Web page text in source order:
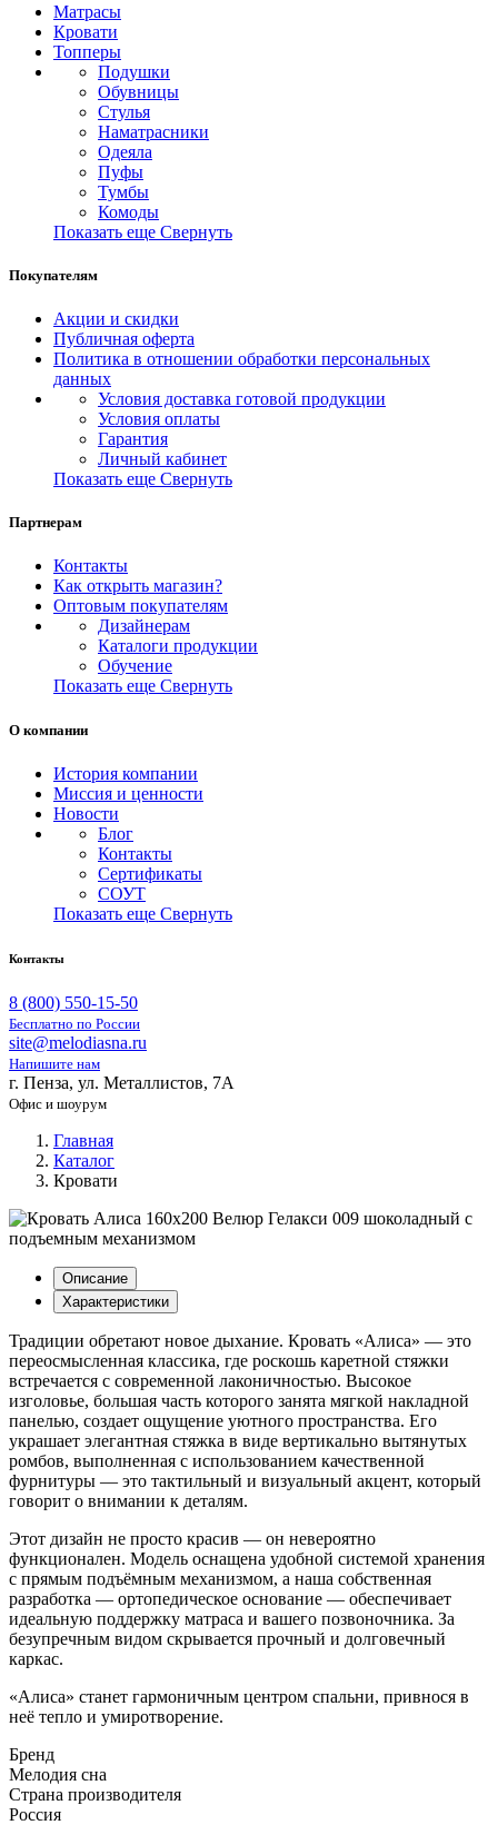
Матрасы
Кровати
Топперы
Подушки
Обувницы
Стулья
Наматрасники
Одеяла
Пуфы
Тумбы
Комоды
Показать еще Свернуть
Покупателям
Акции и скидки
Публичная оферта
Политика в отношении обработки персональных
данных
Условия доставка готовой продукции
Условия оплаты
Гарантия
Личный кабинет
Показать еще Свернуть
Партнерам
Контакты
Как открыть магазин?
Оптовым покупателям
Дизайнерам
Каталоги продукции
Обучение
Показать еще Свернуть
О компании
История компании
Миссия и ценности
Новости
Блог
Контакты
Сертификаты
СОУТ
Показать еще Свернуть
Контакты
8 (800) 550-15-50
Бесплатно по России
site@melodiasna.ru
Напишите нам
г. Пенза, ул. Металлистов, 7А
Офис и шоурум
Главная
Каталог
Кровати
Описание
Характеристики
Традиции обретают новое дыхание. Кровать «Алиса» — это
переосмысленная классика, где роскошь каретной стяжки
встречается с современной лаконичностью. Высокое
изголовье, большая часть которого занята мягкой накладной
панелью, создает ощущение уютного пространства. Его
украшает элегантная стяжка в виде вертикально вытянутых
ромбов, выполненная с использованием качественной
фурнитуры — это тактильный и визуальный акцент, который
говорит о внимании к деталям.
Этот дизайн не просто красив — он невероятно
функционален. Модель оснащена удобной системой хранения
с прямым подъёмным механизмом, а наша собственная
разработка — ортопедическое основание — обеспечивает
идеальную поддержку матраса и вашего позвоночника. За
безупречным видом скрывается прочный и долговечный
каркас.
«Алиса» станет гармоничным центром спальни, привнося в
неё тепло и умиротворение.
Бренд
Мелодия сна
Страна производителя
Россия